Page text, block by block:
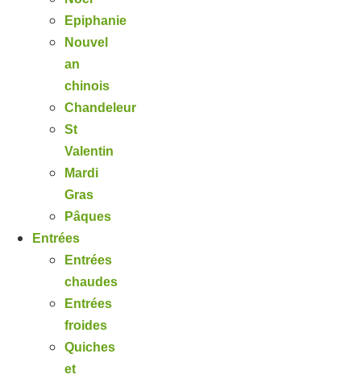
Epiphanie
Nouvel
an
chinois
Chandeleur
St
Valentin
Mardi
Gras
Pâques
Entrées
Entrées
chaudes
Entrées
froides
Quiches
et